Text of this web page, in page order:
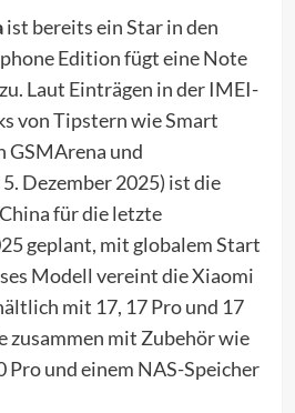
ist bereits ein Star in den
Edition fügt eine Note
Laut Einträgen in der IMEI-
von Tipstern wie Smart
GSMArena und
Dezember 2025) ist die
für die letzte
geplant, mit globalem Start
Modell vereint die Xiaomi
mit 17, 17 Pro und 17
zusammen mit Zubehör wie
Pro und einem NAS-Speicher